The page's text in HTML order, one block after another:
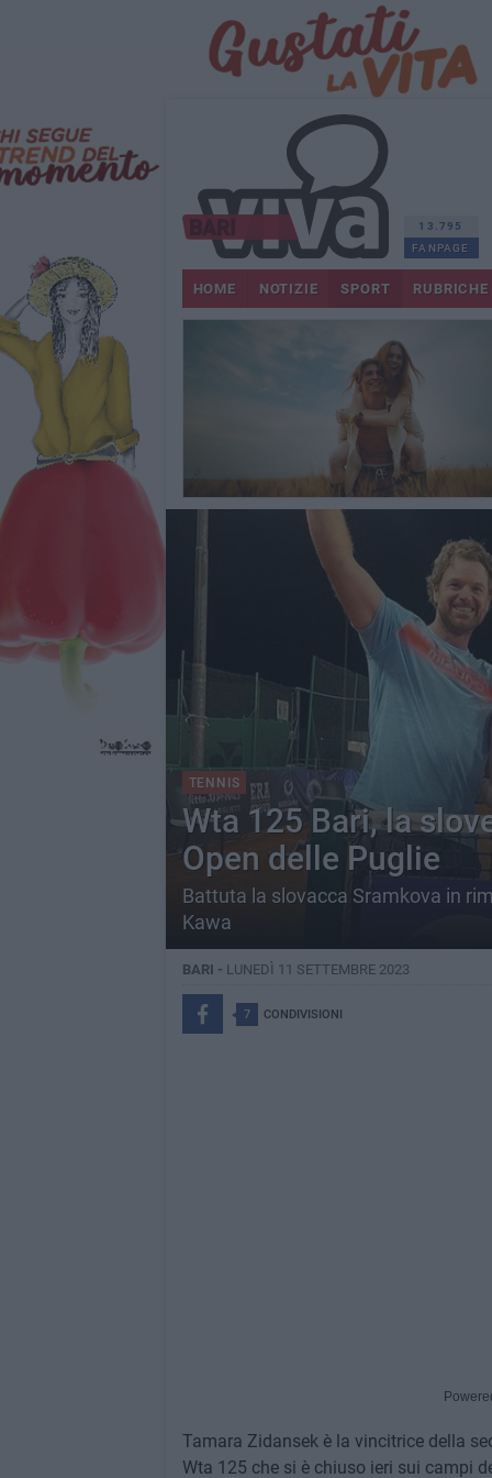
13.795
FANPAGE
HOME NOTIZIE SPORT RUBRICHE
TENNIS
Wta 125 Bari, la
Open delle Puglie
Battuta la slovacca Sramkova in
Kawa
BARI - LUNEDÌ 11 SETTEMBRE 2023
7 CONDIVISIONI
Tamara Zidansek è la vincitrice della
Wta 125 che si è chiuso ieri sui campi